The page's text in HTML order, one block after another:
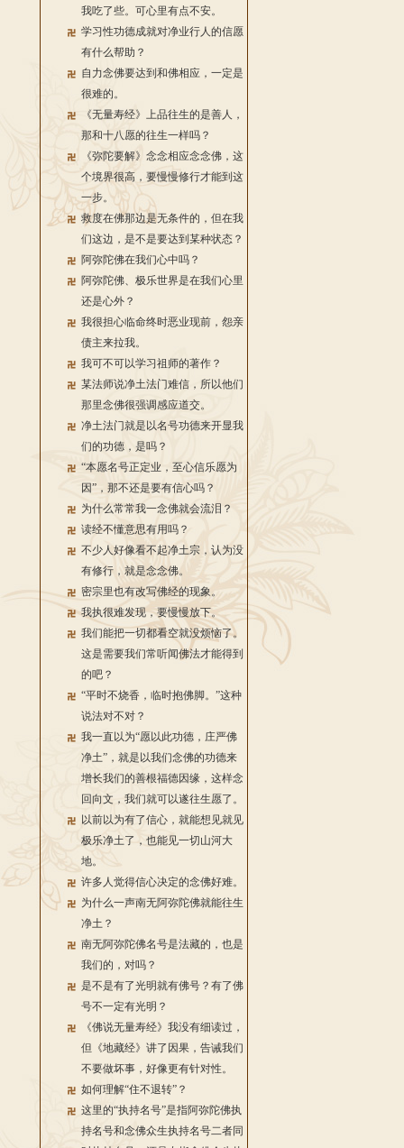
我吃了些。可心里有点不安。
学习性功德成就对净业行人的信愿
有什么帮助？
自力念佛要达到和佛相应，一定是
很难的。
《无量寿经》上品往生的是善人，
那和十八愿的往生一样吗？
《弥陀要解》念念相应念念佛，这
个境界很高，要慢慢修行才能到这
一步。
救度在佛那边是无条件的，但在我
们这边，是不是要达到某种状态？
阿弥陀佛在我们心中吗？
阿弥陀佛、极乐世界是在我们心里
还是心外？
我很担心临命终时恶业现前，怨亲
债主来拉我。
我可不可以学习祖师的著作？
某法师说净土法门难信，所以他们
那里念佛很强调感应道交。
净土法门就是以名号功德来开显我
们的功德，是吗？
“本愿名号正定业，至心信乐愿为
因”，那不还是要有信心吗？
为什么常常我一念佛就会流泪？
读经不懂意思有用吗？
不少人好像看不起净土宗，认为没
有修行，就是念念佛。
密宗里也有改写佛经的现象。
我执很难发现，要慢慢放下。
我们能把一切都看空就没烦恼了。
这是需要我们常听闻佛法才能得到
的吧？
“平时不烧香，临时抱佛脚。”这种
说法对不对？
我一直以为“愿以此功德，庄严佛
净土”，就是以我们念佛的功德来
增长我们的善根福德因缘，这样念
回向文，我们就可以遂往生愿了。
以前以为有了信心，就能想见就见
极乐净土了，也能见一切山河大
地。
许多人觉得信心决定的念佛好难。
为什么一声南无阿弥陀佛就能往生
净土？
南无阿弥陀佛名号是法藏的，也是
我们的，对吗？
是不是有了光明就有佛号？有了佛
号不一定有光明？
《佛说无量寿经》我没有细读过，
但《地藏经》讲了因果，告诫我们
不要做坏事，好像更有针对性。
如何理解“住不退转”？
这里的“执持名号”是指阿弥陀佛执
持名号和念佛众生执持名号二者同